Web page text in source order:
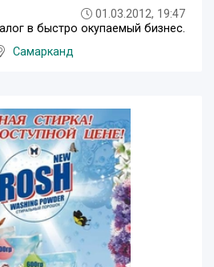
01.03.2012, 19:47
в быстро окупаемый бизнес.
Самарканд